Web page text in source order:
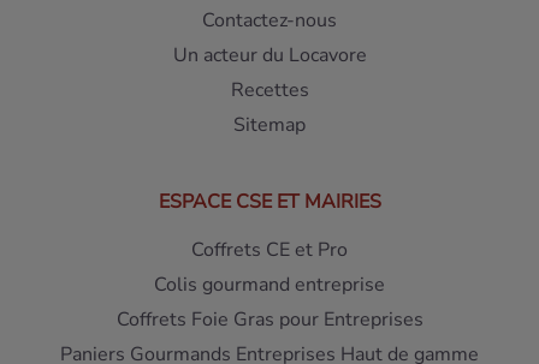
Contactez-nous
Un acteur du Locavore
Recettes
Sitemap
ESPACE CSE ET MAIRIES
Coffrets CE et Pro
Colis gourmand entreprise
Coffrets Foie Gras pour Entreprises
Paniers Gourmands Entreprises Haut de gamme